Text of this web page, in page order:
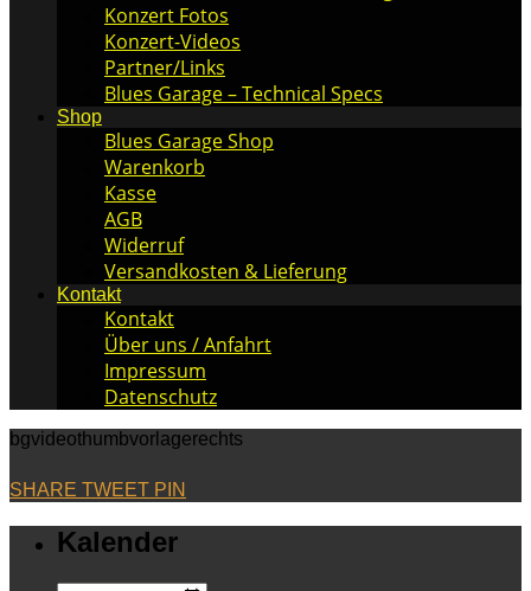
Konzert Fotos
Konzert-Videos
Partner/Links
Blues Garage – Technical Specs
Shop
Blues Garage Shop
Warenkorb
Kasse
AGB
Widerruf
Versandkosten & Lieferung
Kontakt
Kontakt
Über uns / Anfahrt
Impressum
Datenschutz
bgvideothumbvorlagerechts
SHARE TWEET PIN
Kalender